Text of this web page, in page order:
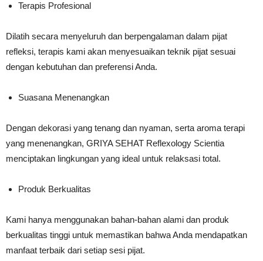
Terapis Profesional
Dilatih secara menyeluruh dan berpengalaman dalam pijat
refleksi, terapis kami akan menyesuaikan teknik pijat sesuai
dengan kebutuhan dan preferensi Anda.
Suasana Menenangkan
Dengan dekorasi yang tenang dan nyaman, serta aroma terapi
yang menenangkan, GRIYA SEHAT Reflexology Scientia
menciptakan lingkungan yang ideal untuk relaksasi total.
Produk Berkualitas
Kami hanya menggunakan bahan-bahan alami dan produk
berkualitas tinggi untuk memastikan bahwa Anda mendapatkan
manfaat terbaik dari setiap sesi pijat.